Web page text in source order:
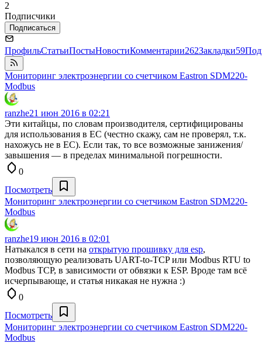
2
Подписчики
Подписаться
ПрофильСтатьиПостыНовостиКомментарии262Закладки59
Мониторинг электроэнергии со счетчиком Eastron SDM220-
Modbus
ranzhe21 июн 2016 в 02:21
Эти китайцы, по словам производителя, сертифицированы
для использования в ЕС (честно скажу, сам не проверял, т.к.
нахожусь не в ЕС). Если так, то все возможные занижения/
завышения — в пределах минимальной погрешности.
0
Посмотреть
Мониторинг электроэнергии со счетчиком Eastron SDM220-
Modbus
ranzhe19 июн 2016 в 02:01
Натыкался в сети на открытую прошивку для esp,
позволяющую реализовать UART-to-TCP или Modbus RTU to
Modbus TCP, в зависимости от обвязки к ESP. Вроде там всё
исчерпывающе, и статья никакая не нужна :)
0
Посмотреть
Мониторинг электроэнергии со счетчиком Eastron SDM220-
Modbus